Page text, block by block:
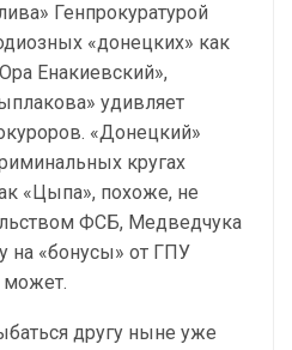
Генпрокуратурой
«донецких» как
Енакиевский»,
удивляет
«Донецкий»
кругах
«Цыпа», похоже, не
ФСБ, Медведчука
на «бонусы» от ГПУ
может.
другу ныне уже